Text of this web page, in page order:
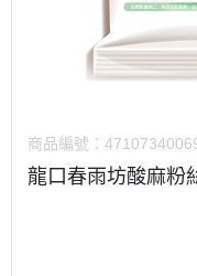
商品編號：
龍口春雨坊酸麻粉